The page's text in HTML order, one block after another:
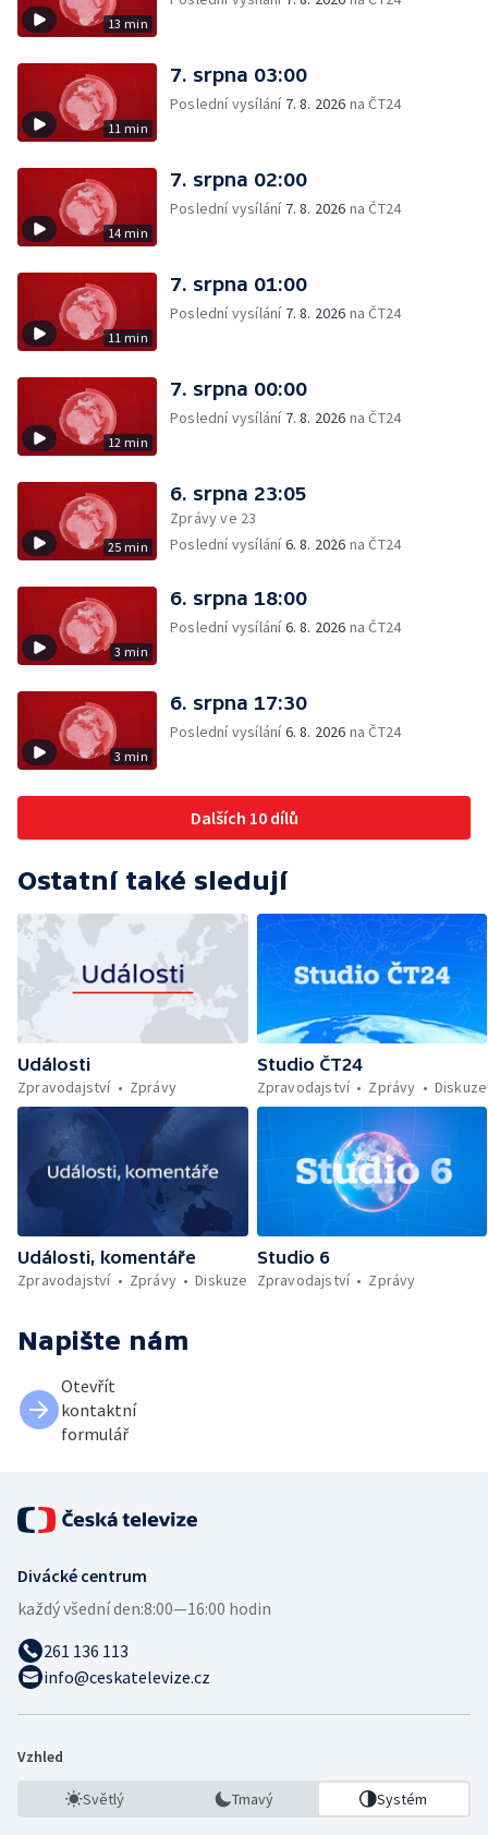
13 min
11 min
7. srpna 03:00
Poslední vysílání 7. 8. 2026 na ČT24
14 min
7. srpna 02:00
Poslední vysílání 7. 8. 2026 na ČT24
11 min
7. srpna 01:00
Poslední vysílání 7. 8. 2026 na ČT24
12 min
7. srpna 00:00
Poslední vysílání 7. 8. 2026 na ČT24
25 min
6. srpna 23:05
Zprávy ve 23
Poslední vysílání6. 8. 2026 na ČT24
3 min
6. srpna 18:00
Poslední vysílání6. 8. 2026 na ČT24
3 min
6. srpna 17:30
Poslední vysílání6. 8. 2026 na ČT24
Dalších 10 dílů
Ostatní také sledují
Události
Zpravodajství
Zprávy
Studio ČT24
Zpravodajství
Zprávy Diskuze
Události, komentáře
Zpravodajství
Zprávy Diskuze
Studio 6
Zpravodajství
Zprávy
Napište nám
Otevřít
kontaktní
formulář
Divácké centrum
každý všední den:8:00—16:00 hodin
261 136 113
info@ceskatelevize.cz
Vzhled
Světlý Tmavý Systém